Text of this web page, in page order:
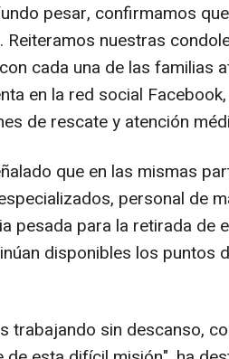
pesar, confirmamos
Reiteramos nuestras
cada una de las familias
en la red social
de rescate y atención
que en las mismas
personal de
pesada para la retirada de
disponibles los puntos
trabajando sin descanso,